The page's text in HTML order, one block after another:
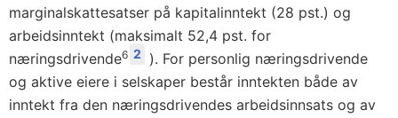
marginalskattesatser på kapitalinntekt (28 pst.) og
arbeidsinntekt (maksimalt 52,4 pst. for
næringsdrivende6 2
). For personlig næringsdrivende
og aktive eiere i selskaper består inntekten både av
inntekt fra den næringsdrivendes arbeidsinnsats og av